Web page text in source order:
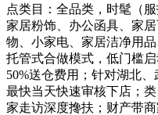
点类目：全品类，时髦（
家居粉饰、办公函具、家
物、小家电、家居洁净用
托管式合做模式，低门槛
50%送仓费用；针对湖北
最快当天快速审核下店；
家走访深度搀扶；财产带